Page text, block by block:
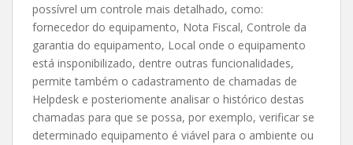
possívrel um controle mais detalhado, como:
fornecedor do equipamento, Nota Fiscal, Controle da
garantia do equipamento, Local onde o equipamento
está insponibilizado, dentre outras funcionalidades,
permite também o cadastramento de chamadas de
Helpdesk e posteriomente analisar o histórico destas
chamadas para que se possa, por exemplo, verificar se
determinado equipamento é viável para o ambiente ou